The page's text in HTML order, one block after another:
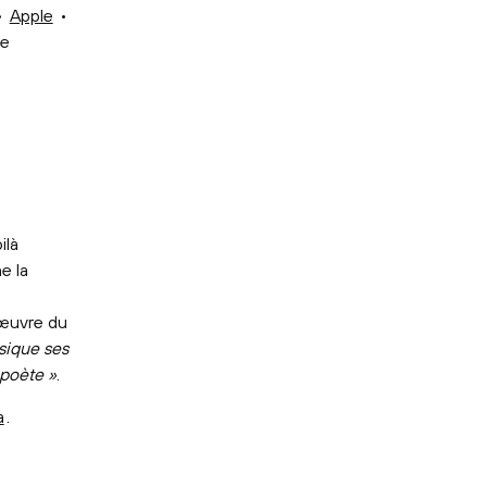
Apple •
la
du
ses
».